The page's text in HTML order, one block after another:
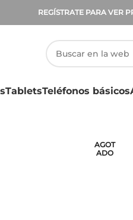
REGÍSTRATE PARA VER
TabletsTeléfonos básicos
AGOT
ADO